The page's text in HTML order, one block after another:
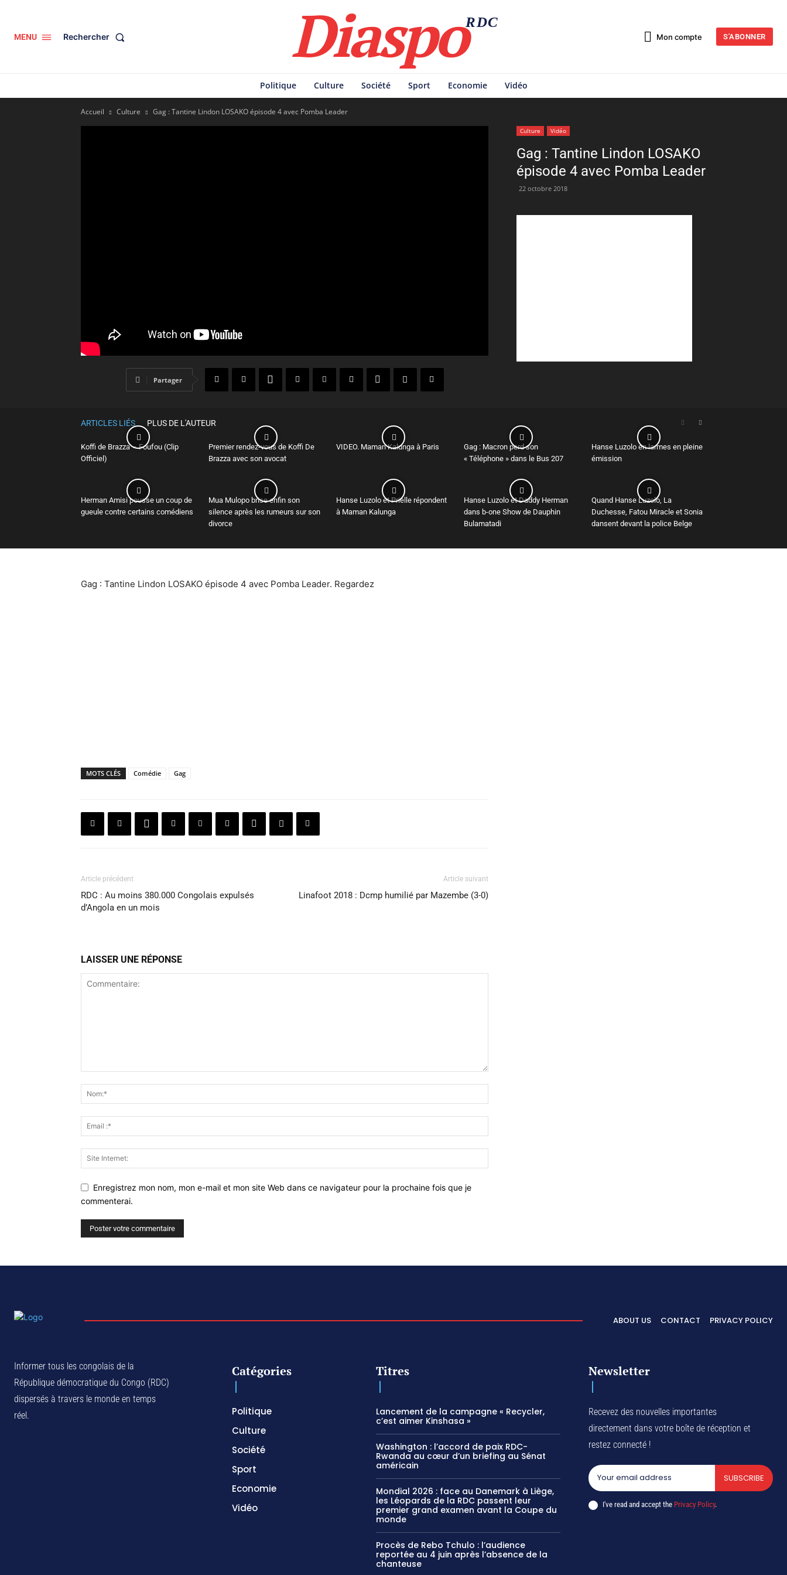
MENU Rechercher DiaspoRDC
Mon compte S'ABONNER
Politique Culture Société Sport Economie Vidéo
Accueil Culture Gag : Tantine Lindon LOSAKO épisode 4 avec Pomba Leader
Culture Vidéo
Gag : Tantine Lindon LOSAKO
épisode 4 avec Pomba Leader
22 octobre 2018
Partager
ARTICLES LIÉS PLUS DE L'AUTEUR
Koffi de Brazza – Foufou (Clip
Officiel)
Premier rendez-vous de Koffi De
Brazza avec son avocat
VIDEO. Maman Kalunga à Paris
Gag : Macron perd son
« Téléphone » dans le Bus 207
Hanse Luzolo en larmes en pleine
émission
Herman Amisi pousse un coup de
gueule contre certains comédiens
Mua Mulopo brise enfin son
silence après les rumeurs sur son
divorce
Hanse Luzolo et Prielle répondent
à Maman Kalunga
Hanse Luzolo et Daddy Herman
dans b-one Show de Dauphin
Bulamatadi
Quand Hanse Luzolo, La
Duchesse, Fatou Miracle et Sonia
dansent devant la police Belge
Gag : Tantine Lindon LOSAKO épisode 4 avec Pomba Leader. Regardez
MOTS CLÉS Comédie Gag
Article précédent
RDC : Au moins 380.000 Congolais expulsés
d’Angola en un mois
Article suivant
Linafoot 2018 : Dcmp humilié par Mazembe (3-0)
LAISSER UNE RÉPONSE
Enregistrez mon nom, mon e-mail et mon site Web dans ce navigateur pour la prochaine fois que je
commenterai.
ABOUT US CONTACT PRIVACY POLICY
Informer tous les congolais de la
République démocratique du Congo (RDC)
dispersés à travers le monde en temps
réel.
Catégories
Politique
Culture
Société
Sport
Economie
Vidéo
Titres
Lancement de la campagne « Recycler,
c’est aimer Kinshasa »
Washington : l’accord de paix RDC-
Rwanda au cœur d’un briefing au Sénat
américain
Mondial 2026 : face au Danemark à Liège,
les Léopards de la RDC passent leur
premier grand examen avant la Coupe du
monde
Procès de Rebo Tchulo : l’audience
reportée au 4 juin après l’absence de la
chanteuse
Newsletter
Recevez des nouvelles importantes
directement dans votre boîte de réception et
restez connecté !
SUBSCRIBE
I've read and accept the Privacy Policy.